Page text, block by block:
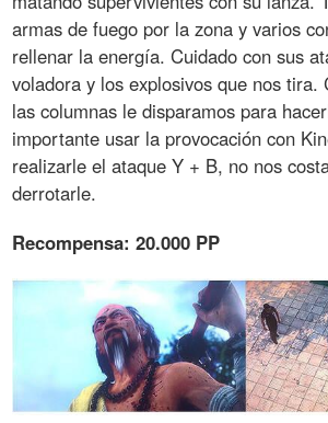
armas de fuego por la zona y varios
rellenar la energía. Cuidado con sus
voladora y los explosivos que nos tira.
las columnas le disparamos para
importante usar la provocación con
realizarle el ataque Y + B, no nos
derrotarle.
Recompensa: 20.000 PP